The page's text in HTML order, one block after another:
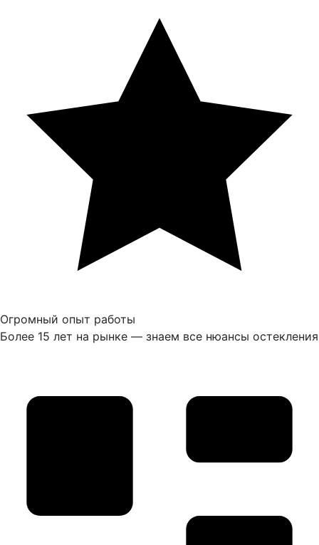
Огромный опыт работы
Более 15 лет на рынке — знаем все нюансы остекления